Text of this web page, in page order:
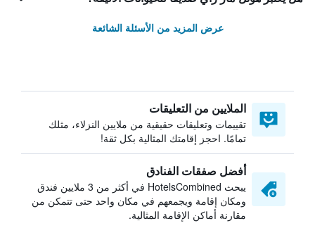
عرض المزيد من الأسئلة الشائعة
الملايين من التعليقات
تقييمات وتعليقات حقيقية من ملايين النزلاء، مثلك
تمامًا. احجز إقامتك المثالية بكل ثقة!
أفضل صفقات الفنادق
يبحث HotelsCombined في أكثر من 3 ملايين فندق
ومكان إقامة ويجمعهم في مكان واحد حتى تتمكن من
مقارنة أماكن الإقامة المثالية.